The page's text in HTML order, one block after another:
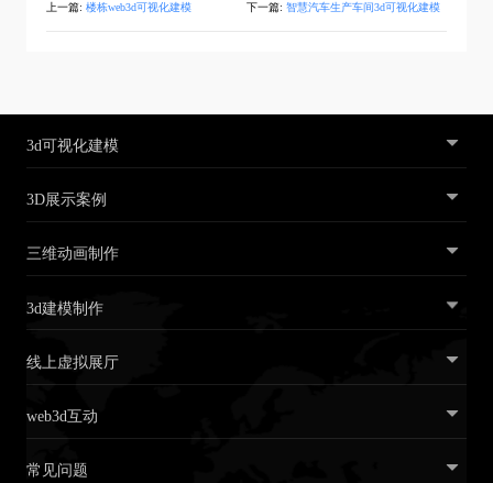
上一篇: 楼栋web3d可视化建模 下一篇: 智慧汽车生产车间3d可视化建模
3d可视化建模
3D展示案例
三维动画制作
3d建模制作
线上虚拟展厅
web3d互动
常见问题